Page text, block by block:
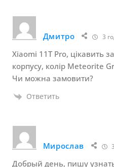
Дмитро 3
Xiaomi 11T Pro, цікавить
корпусу, колір Meteorite
Чи можна замовити?
Ответить
Мирослав
Добрый день, пишу